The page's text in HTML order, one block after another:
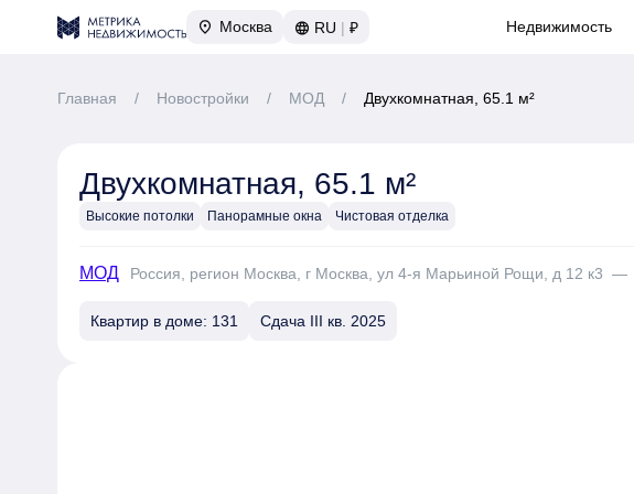
Москва RU | ₽ Недвижимость
Главная / Новостройки / МОД / Двухкомнатная, 65.1 м²
Двухкомнатная, 65.1 м²
Высокие потолки Панорамные окна Чистовая отделка
МОД Россия, регион Москва, г Москва, ул 4-я Марьиной Рощи, д 12 к3 —
Квартир в доме: 131 Сдача III кв. 2025